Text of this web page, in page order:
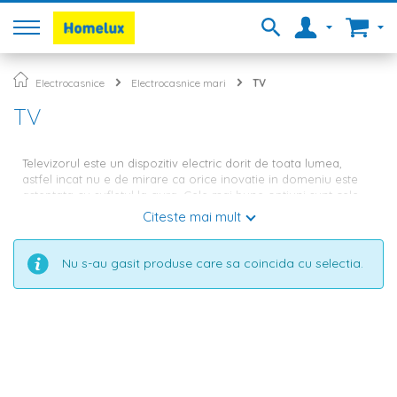
Electrocasnice Electrocasnice mari TV
TV
Televizorul este un dispozitiv electric dorit de toata lumea,
astfel incat nu e de mirare ca orice inovatie in domeniu este
asteptata cu sufletul la gura. Cele mai bune optiuni sunt cele
SMART si 4K. In magazinul Homelux vei descoperi produse de
dotate cu numeroase tehnologii si functii, conectandu-se usor
la Internet sau Wi-Fi.
Citeste mai mult
Nu s-au gasit produse care sa coincida cu selectia.